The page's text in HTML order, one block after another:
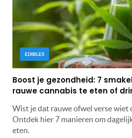
EDIBLES
Boost je gezondheid: 7
rauwe cannabis te eten of
Wist je dat rauwe ofwel verse wiet
Ontdek hier 7 manieren om
eten.